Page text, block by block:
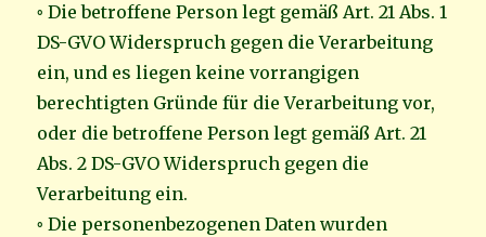
◦ Die betroffene Person legt gemäß Art. 21 Abs. 1
DS-GVO Widerspruch gegen die Verarbeitung
ein, und es liegen keine vorrangigen
berechtigten Gründe für die Verarbeitung vor,
oder die betroffene Person legt gemäß Art. 21
Abs. 2 DS-GVO Widerspruch gegen die
Verarbeitung ein.
◦ Die personenbezogenen Daten wurden